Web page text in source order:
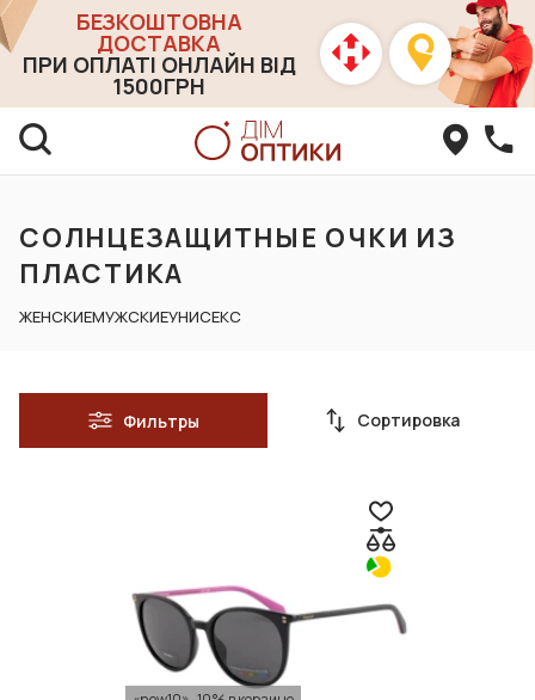
БЕЗКОШТОВНА
ДОСТАВКА
ПРИ ОПЛАТІ ОНЛАЙН ВІД
1500ГРН
СОЛНЦЕЗАЩИТНЫЕ ОЧКИ ИЗ
ПЛАСТИКА
ЖЕНСКИЕМУЖСКИЕУНИСЕКС
Фильтры Сортировка